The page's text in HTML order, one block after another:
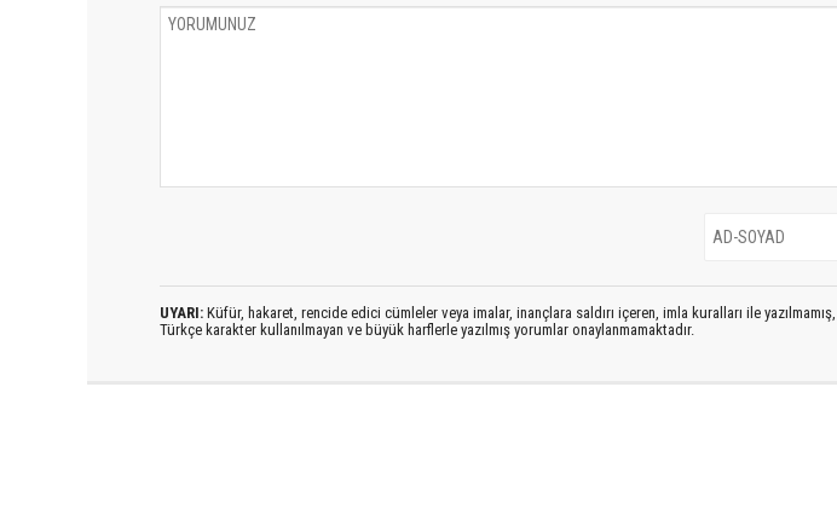
UYARI: Küfür, hakaret, rencide edici cümleler veya imalar, inançlara saldırı içeren, imla kuralları ile yazılmamış,
Türkçe karakter kullanılmayan ve büyük harflerle yazılmış yorumlar onaylanmamaktadır.